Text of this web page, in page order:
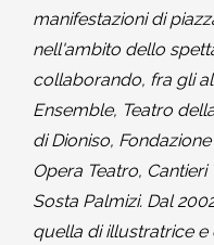
manifestazioni di
nell'ambito dello
collaborando, fra gli
Ensemble, Teatro
di Dioniso,
Opera Teatro,
Sosta Palmizi. Dal
quella di illustratrice